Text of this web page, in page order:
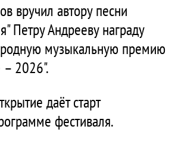
вручил автору песни
Петру Андрееву награду
музыкальную премию
– 2026".
даёт старт
фестиваля.